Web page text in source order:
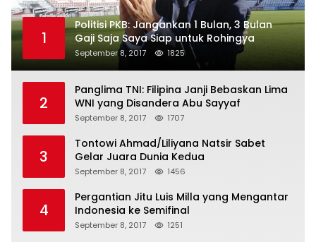
1
Politisi PKB: Jangankan 1 Bulan, 3 Bulan
Gaji Saja Saya Siap untuk Rohingya
September 8, 2017 1825
2
Panglima TNI: Filipina Janji Bebaskan Lima
WNI yang Disandera Abu Sayyaf
September 8, 2017 1707
3
Tontowi Ahmad/Liliyana Natsir Sabet
Gelar Juara Dunia Kedua
September 8, 2017 1456
4
Pergantian Jitu Luis Milla yang Mengantar
Indonesia ke Semifinal
September 8, 2017 1251